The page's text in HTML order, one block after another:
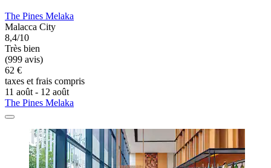
The Pines Melaka
Malacca City
8,4/10
Très bien
(999 avis)
62 €
taxes et frais compris
11 août - 12 août
The Pines Melaka